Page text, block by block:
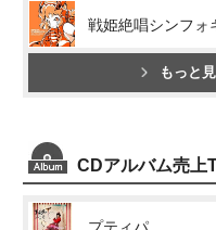
もっと
CDアルバム売上